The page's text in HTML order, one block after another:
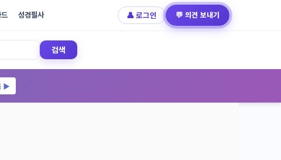
성경필사 👤 로그인 💬 의견 보내기
검색
▶